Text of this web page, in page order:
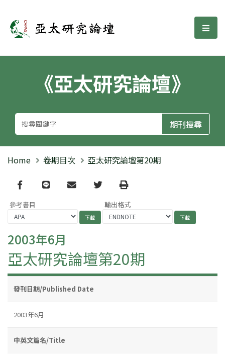
亞太研究論壇 選
《亞太研究論壇》
Home 卷期目次 亞太研究論壇第20期
Facebook
line email TwitterPrint
參考書目 輸出格式
2003年6月
亞太研究論壇第20期
發刊日期/Published Date
2003年6月
中英文篇名/Title